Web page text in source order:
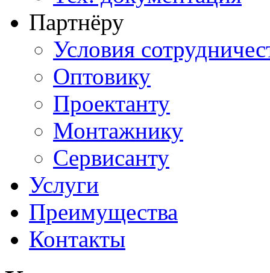
Партнёру
Условия
Оптовику
Проектанту
Монтажнику
Сервисанту
Услуги
Преимущества
Контакты